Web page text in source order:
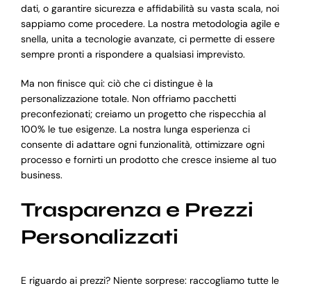
dati, o garantire sicurezza e affidabilità su vasta scala, noi
sappiamo come procedere. La nostra metodologia agile e
snella, unita a tecnologie avanzate, ci permette di essere
sempre pronti a rispondere a qualsiasi imprevisto.
Ma non finisce qui: ciò che ci distingue è la
personalizzazione totale. Non offriamo pacchetti
preconfezionati; creiamo un progetto che rispecchia al
100% le tue esigenze. La nostra lunga esperienza ci
consente di adattare ogni funzionalità, ottimizzare ogni
processo e fornirti un prodotto che cresce insieme al tuo
business.
Trasparenza e Prezzi
Personalizzati
E riguardo ai prezzi? Niente sorprese: raccogliamo tutte le